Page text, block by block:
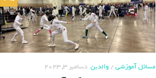
مسائل آموزشی/والدین دسامبر 3, 2023